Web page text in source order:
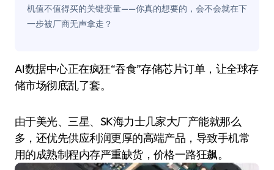
机值不值得买的关键变量——你真的想要的，会不会就在下
一步被厂商无声拿走？
AI数据中心正在疯狂“吞食”存储芯片订单，让全球存
储市场彻底乱了套。
由于美光、三星、SK海力士几家大厂产能就那么
多，还优先供应利润更厚的高端产品，导致手机常
用的成熟制程内存严重缺货，价格一路狂飙。